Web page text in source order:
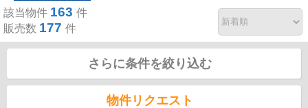
該当物件 163 件
販売数 177 件
さらに条件を絞り込む
物件リクエスト